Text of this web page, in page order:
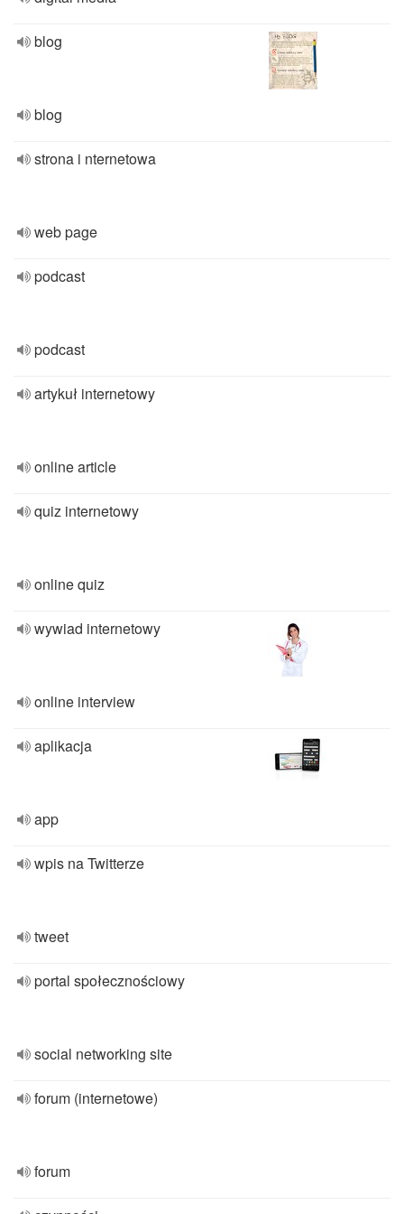
blog
blog
strona i nternetowa
web page
podcast
podcast
artykuł internetowy
online article
quiz internetowy
online quiz
wywiad internetowy
online interview
aplikacja
app
wpis na Twitterze
tweet
portal społecznościowy
social networking site
forum (internetowe)
forum